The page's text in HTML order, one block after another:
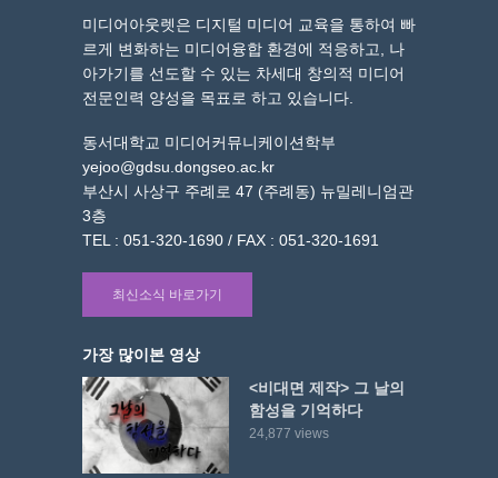
미디어아웃렛은 디지털 미디어 교육을 통하여 빠
르게 변화하는 미디어융합 환경에 적응하고, 나
아가기를 선도할 수 있는 차세대 창의적 미디어
전문인력 양성을 목표로 하고 있습니다.
동서대학교 미디어커뮤니케이션학부
yejoo@gdsu.dongseo.ac.kr
부산시 사상구 주례로 47 (주례동) 뉴밀레니엄관
3층
TEL : 051-320-1690 / FAX : 051-320-1691
최신소식 바로가기
가장 많이본 영상
<비대면 제작> 그 날의
함성을 기억하다
24,877 views